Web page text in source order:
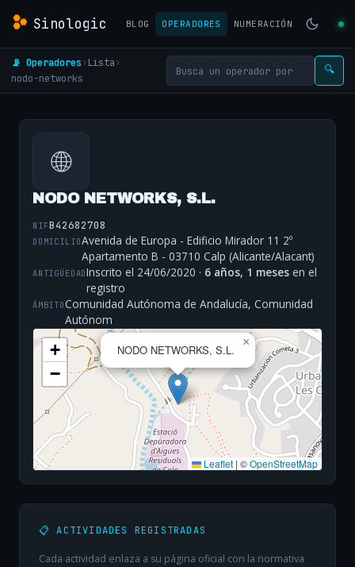
Sinologic BLOG OPERADORES NUMERACIÓN
📡 Operadores› Lista›
nodo-networks
🔍
🌐
NODO NETWORKS, S.L.
NIFB42682708
DOMICILIOAvenida de Europa - Edificio Mirador 11 2º
Apartamento B - 03710 Calp (Alicante/Alacant)
ANTIGÜEDADInscrito el 24/06/2020 · 6 años, 1 meses en el
registro
ÁMBITOComunidad Autónoma de Andalucía, Comunidad
Autónom
NODO NETWORKS, S.L.
×
+
−
Leaflet | ©OpenStreetMap
📋 ACTIVIDADES REGISTRADAS
Cada actividad enlaza a su página oficial con la normativa